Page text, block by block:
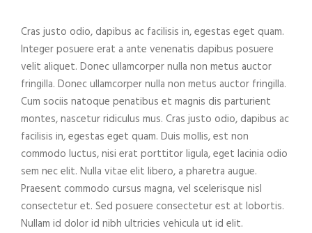
Cras justo odio, dapibus ac facilisis in, egestas eget quam.
Integer posuere erat a ante venenatis dapibus posuere
velit aliquet. Donec ullamcorper nulla non metus auctor
fringilla. Donec ullamcorper nulla non metus auctor fringilla.
Cum sociis natoque penatibus et magnis dis parturient
montes, nascetur ridiculus mus. Cras justo odio, dapibus ac
facilisis in, egestas eget quam. Duis mollis, est non
commodo luctus, nisi erat porttitor ligula, eget lacinia odio
sem nec elit. Nulla vitae elit libero, a pharetra augue.
Praesent commodo cursus magna, vel scelerisque nisl
consectetur et. Sed posuere consectetur est at lobortis.
Nullam id dolor id nibh ultricies vehicula ut id elit.